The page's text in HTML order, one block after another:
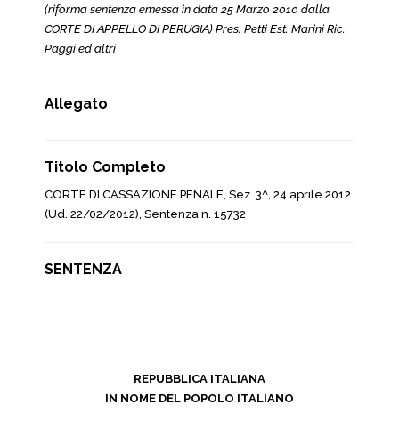
(riforma sentenza emessa in data 25 Marzo 2010 dalla
CORTE DI APPELLO DI PERUGIA) Pres. Petti Est. Marini Ric.
Paggi ed altri
Allegato
Titolo Completo
CORTE DI CASSAZIONE PENALE, Sez. 3^, 24 aprile 2012
(Ud. 22/02/2012), Sentenza n. 15732
SENTENZA
REPUBBLICA ITALIANA
IN NOME DEL POPOLO ITALIANO